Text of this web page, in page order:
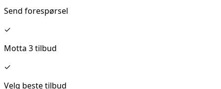
Send forespørsel
✓
Motta 3 tilbud
✓
Velg beste tilbud